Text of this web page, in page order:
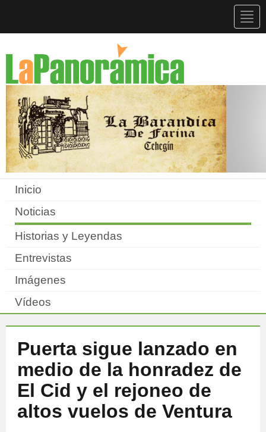
Inicio
Noticias
Historias y Leyendas
Entrevistas
Imágenes
Vídeos
Puerta sigue lanzado en
medio de la honradez de
El Cid y el rejoneo de
altos vuelos de Ventura